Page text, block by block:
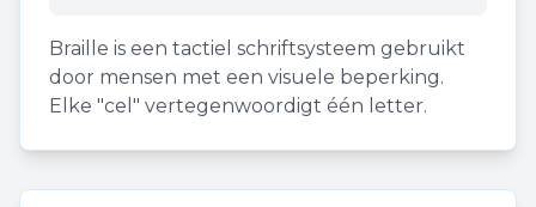
Braille is een tactiel schriftsysteem gebruikt
door mensen met een visuele beperking.
Elke "cel" vertegenwoordigt één letter.